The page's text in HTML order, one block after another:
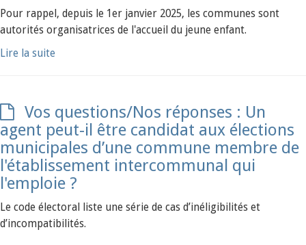
Pour rappel, depuis le 1er janvier 2025, les communes sont
autorités organisatrices de l'accueil du jeune enfant.
Lire la suite
Vos questions/Nos réponses : Un
agent peut-il être candidat aux élections
municipales d’une commune membre de
l'établissement intercommunal qui
l'emploie ?
Le code électoral liste une série de cas d’inéligibilités et
d’incompatibilités.